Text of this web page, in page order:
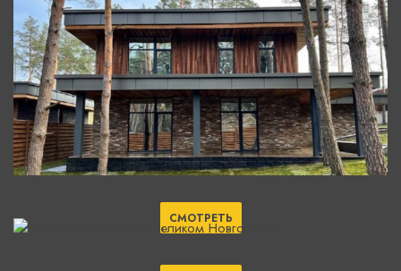
СМОТРЕТЬ
СМОТРЕТЬ